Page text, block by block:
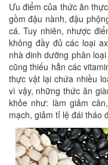
Ưu điểm của thức ăn
gồm đậu nành, đậu
cá. Tuy nhiên, nhược
không đầy đủ các loại
nhà dinh dưỡng phân
cũng thiếu hẳn các
thực vật lại chứa nhiều
vì vậy, những thức ăn
khỏe như: làm giảm
mạch, giảm tỉ lệ đái tháo